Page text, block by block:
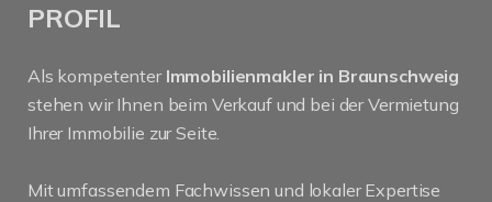
PROFIL
Als kompetenter Immobilienmakler in Braunschweig
stehen wir Ihnen beim Verkauf und bei der Vermietung
Ihrer Immobilie zur Seite.
Mit umfassendem Fachwissen und lokaler Expertise